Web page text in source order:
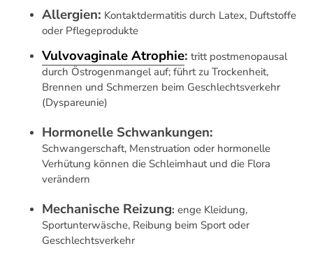
Allergien: Kontaktdermatitis durch Latex, Duftstoffe
oder Pflegeprodukte
Vulvovaginale Atrophie: tritt postmenopausal
durch Östrogenmangel auf; führt zu Trockenheit,
Brennen und Schmerzen beim Geschlechtsverkehr
(Dyspareunie)
Hormonelle Schwankungen:
Schwangerschaft, Menstruation oder hormonelle
Verhütung können die Schleimhaut und die Flora
verändern
Mechanische Reizung: enge Kleidung,
Sportunterwäsche, Reibung beim Sport oder
Geschlechtsverkehr